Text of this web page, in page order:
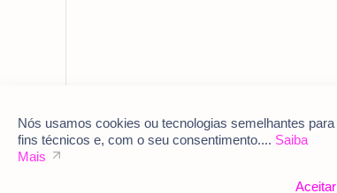
Nós usamos cookies ou tecnologias semelhantes para
fins técnicos e, com o seu consentimento.... Saiba
Mais
Aceitar